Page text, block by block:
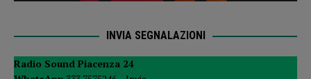
INVIA SEGNALAZIONI
Radio Sound Piacenza 24